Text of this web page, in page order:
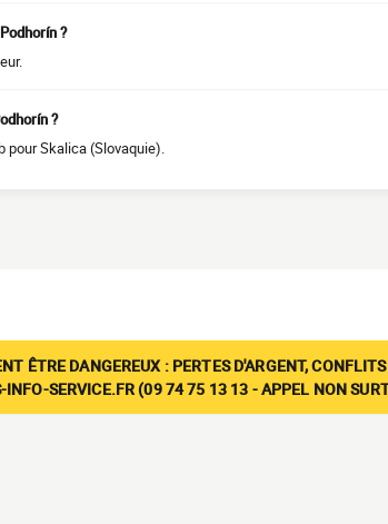
?
?
pour Skalica (Slovaquie).
ÊTRE DANGEREUX : PERTES D'ARGENT,
INFO-SERVICE.FR (09 74 75 13 13 - APPEL NON